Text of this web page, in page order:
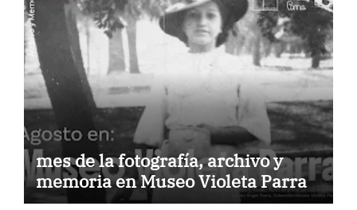
mes de la fotografía, archivo y
memoria en Museo Violeta Parra